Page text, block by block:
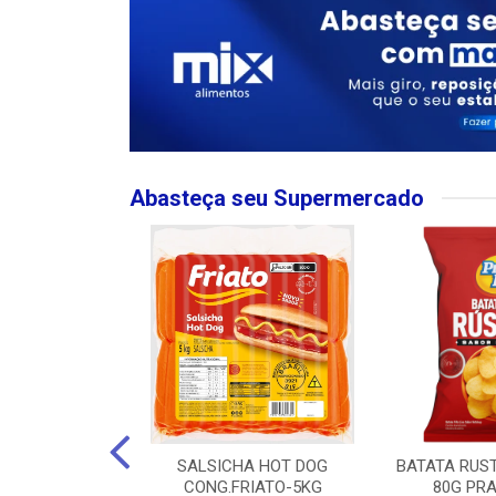
Abasteça seu Supermercado
SALSICHA HOT DOG
CONG.FRIATO-5KG
BATATA
80G